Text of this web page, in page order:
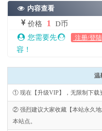
内容查看
价格 1
D币
您需要先
注册/登陆
容！
温
① 现在【升级VIP】，无限制下载
② 强烈建议大家收藏【本站永久
本站点。